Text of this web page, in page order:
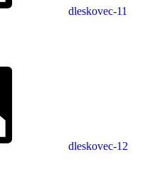
dleskovec-11
dleskovec-12